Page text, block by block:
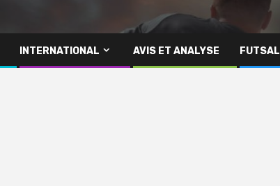
INTERNATIONAL AVIS ET ANALYSE FUTSAL